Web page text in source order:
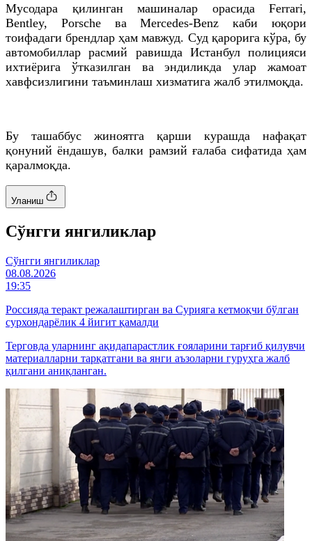
Мусодара қилинган машиналар орасида Ferrari,
Bentley, Porsche ва Mercedes-Benz каби юқори
тоифадаги брендлар ҳам мавжуд. Суд қарорига кўра, бу
автомобиллар расмий равишда Истанбул полицияси
ихтиёрига ўтказилган ва эндиликда улар жамоат
хавфсизлигини таъминлаш хизматига жалб этилмоқда.
Бу ташаббус жиноятга қарши курашда нафақат
қонуний ёндашув, балки рамзий ғалаба сифатида ҳам
қаралмоқда.
Уланиш
Cўнгги янгиликлар
Cўнгги янгиликлар
08.08.2026
19:35
Россияда теракт режалаштирган ва Сурияга кетмоқчи бўлган
сурхондарёлик 4 йигит қамалди
Терговда уларнинг ақидапарастлик ғояларини тарғиб қилувчи
материалларни тарқатгани ва янги аъзоларни гуруҳга жалб
қилгани аниқланган.